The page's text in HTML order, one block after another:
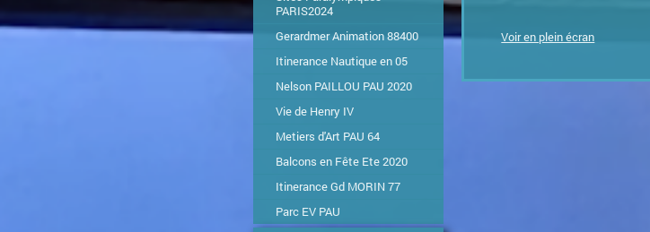
PARIS2024
Gerardmer Animation 88400
Itinerance Nautique en 05
Nelson PAILLOU PAU 2020
Vie de Henry IV
Metiers d'Art PAU 64
Balcons en Fête Ete 2020
Itinerance Gd MORIN 77
Parc EV PAU
Voir en plein écran